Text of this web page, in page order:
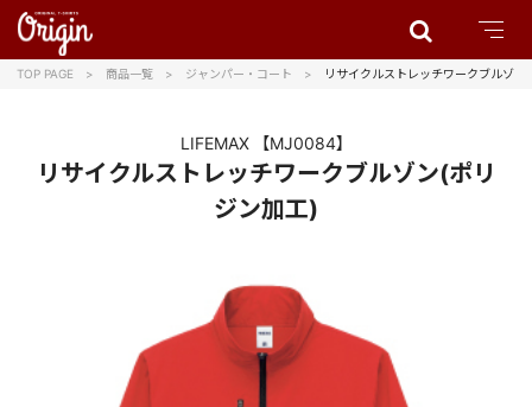
TOP PAGE 商品一覧 ジャンパー・コート リサイクルストレッチワークブルゾン
LIFEMAX 【MJ0084】
リサイクルストレッチワークブルゾン(ポリ
ジン加工)